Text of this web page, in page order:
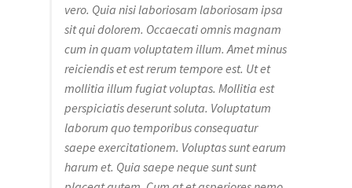
vero. Quia nisi laboriosam laboriosam ipsa
sit qui dolorem. Occaecati omnis magnam
cum in quam voluptatem illum. Amet minus
reiciendis et est rerum tempore est. Ut et
mollitia illum fugiat voluptas. Mollitia est
perspiciatis deserunt soluta. Voluptatum
laborum quo temporibus consequatur
saepe exercitationem. Voluptas sunt earum
harum et. Quia saepe neque sunt sunt